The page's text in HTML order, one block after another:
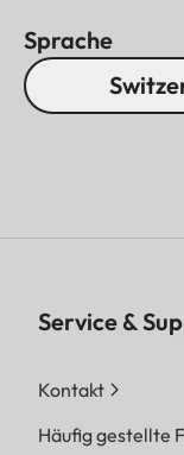
Sprache
Service &
Kontakt
Häufig gestellte